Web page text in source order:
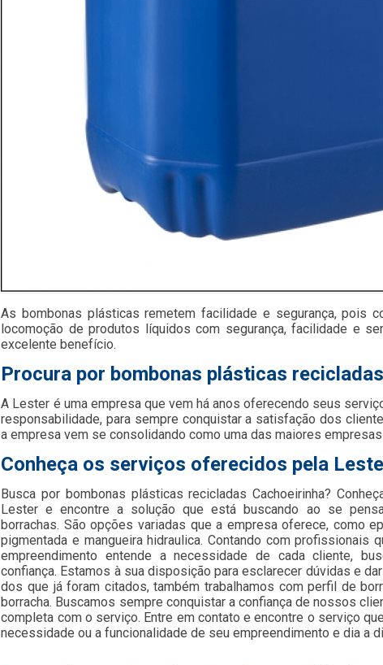
As bombonas plásticas remetem facilidade e segurança, pois
locomoção de produtos líquidos com segurança, facilidade e
excelente benefício.
Procura por bombonas plásticas
A Lester é uma empresa que vem há anos oferecendo seus
responsabilidade, para sempre conquistar a satisfação dos
a empresa vem se consolidando como uma das maiores
Conheça os serviços oferecidos pela
Busca por bombonas plásticas recicladas Cachoeirinha?
Lester e encontre a solução que está buscando ao se
borrachas. São opções variadas que a empresa oferece, como
pigmentada e mangueira hidraulica. Contando com profissionais
empreendimento entende a necessidade de cada cliente,
confiança. Estamos à sua disposição para esclarecer dúvidas e
dos que já foram citados, também trabalhamos com perfil de
borracha. Buscamos sempre conquistar a confiança de nossos
completa com o serviço. Entre em contato e encontre o serviço
necessidade ou a funcionalidade de seu empreendimento e dia a